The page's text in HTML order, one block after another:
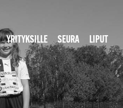
YRITYKSILLE SEURA LIPUT